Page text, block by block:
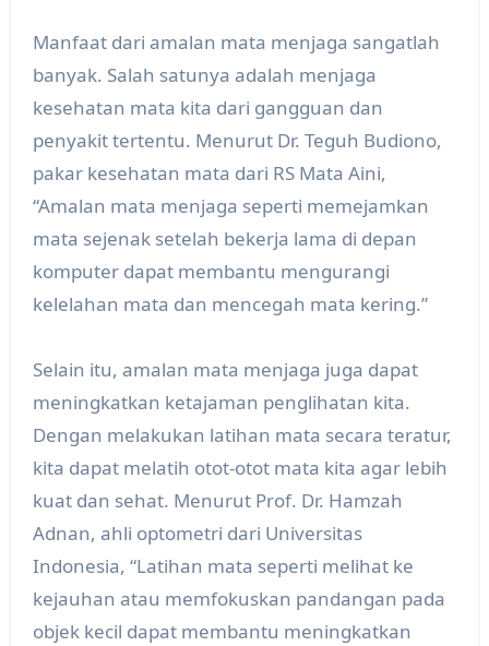
Manfaat dari amalan mata menjaga sangatlah
banyak. Salah satunya adalah menjaga
kesehatan mata kita dari gangguan dan
penyakit tertentu. Menurut Dr. Teguh Budiono,
pakar kesehatan mata dari RS Mata Aini,
“Amalan mata menjaga seperti memejamkan
mata sejenak setelah bekerja lama di depan
komputer dapat membantu mengurangi
kelelahan mata dan mencegah mata kering.”
Selain itu, amalan mata menjaga juga dapat
meningkatkan ketajaman penglihatan kita.
Dengan melakukan latihan mata secara teratur,
kita dapat melatih otot-otot mata kita agar lebih
kuat dan sehat. Menurut Prof. Dr. Hamzah
Adnan, ahli optometri dari Universitas
Indonesia, “Latihan mata seperti melihat ke
kejauhan atau memfokuskan pandangan pada
objek kecil dapat membantu meningkatkan